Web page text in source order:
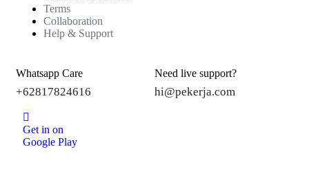
Terms
Collaboration
Help & Support
Whatsapp Care
+62817824616
Need live support?
hi@pekerja.com
Get in on
Google Play